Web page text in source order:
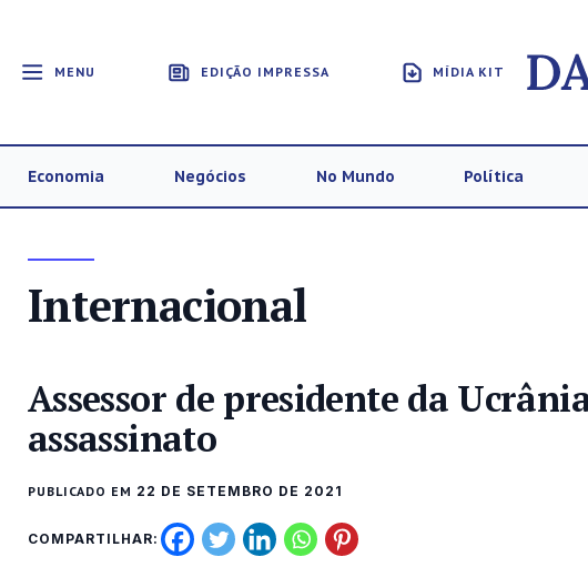
MENU EDIÇÃO IMPRESSA MÍDIA KIT
Economia Negócios No Mundo Política
Internacional
Assessor de presidente da
assassinato
PUBLICADO EM 22 DE SETEMBRO DE 2021
COMPARTILHAR: